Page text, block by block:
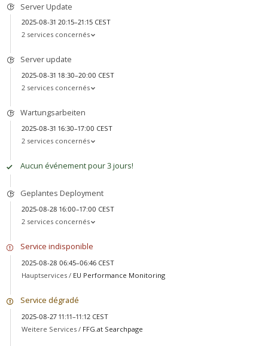
Server Update
2025-08-31 20:15–21:15 CEST
2 services concernés
Server update
2025-08-31 18:30–20:00 CEST
2 services concernés
Wartungsarbeiten
2025-08-31 16:30–17:00 CEST
2 services concernés
Aucun événement pour 3 jours!
Geplantes Deployment
2025-08-28 16:00–17:00 CEST
2 services concernés
Service indisponible
2025-08-28 06:45–06:46 CEST
Hauptservices / EU Performance Monitoring
Service dégradé
2025-08-27 11:11–11:12 CEST
Weitere Services / FFG.at Searchpage